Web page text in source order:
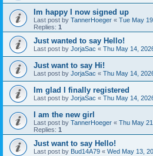
Im happy I now signed up
Last post by TannerHoeger « Tue May
Replies: 1
Just wanted to say Hello!
Last post by JorjaSac « Thu May 14,
Just want to say Hi!
Last post by JorjaSac « Thu May 14,
Im glad I finally registered
Last post by JorjaSac « Thu May 14,
I am the new girl
Last post by TannerHoeger « Thu May
Replies: 1
Just want to say Hello!
Last post by Bud14A79 « Wed May 13,